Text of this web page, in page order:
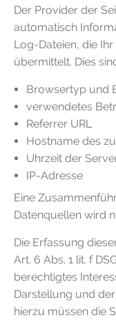
Der Provider der
automatisch
Log-Dateien, die
übermittelt. Dies
Browsertyp und
verwendetes
Referrer URL
Hostname des
Uhrzeit der
IP-Adresse
Eine
Datenquellen wird
Die Erfassung
Art. 6 Abs. 1 lit. f
berechtigtes
Darstellung und
hierzu müssen die